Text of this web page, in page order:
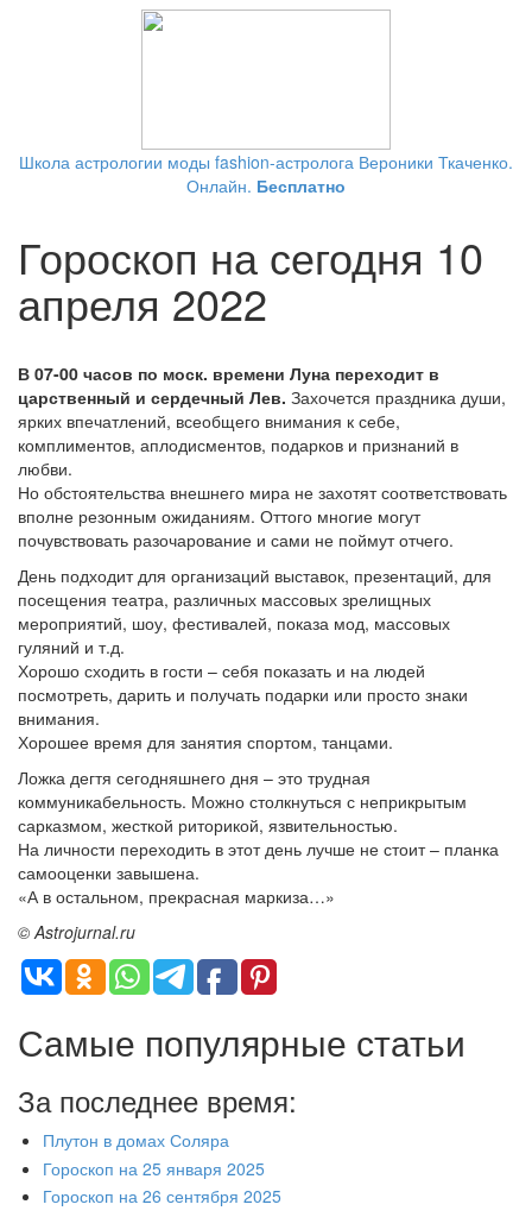
Школа астрологии моды fashion-астролога Вероники Ткаченко.
Онлайн. Бесплатно
Гороскоп на сегодня 10
апреля 2022
В 07-00 часов по моск. времени Луна переходит в
царственный и сердечный Лев. Захочется праздника души,
ярких впечатлений, всеобщего внимания к себе,
комплиментов, аплодисментов, подарков и признаний в
любви.
Но обстоятельства внешнего мира не захотят соответствовать
вполне резонным ожиданиям. Оттого многие могут
почувствовать разочарование и сами не поймут отчего.
День подходит для организаций выставок, презентаций, для
посещения театра, различных массовых зрелищных
мероприятий, шоу, фестивалей, показа мод, массовых
гуляний и т.д.
Хорошо сходить в гости – себя показать и на людей
посмотреть, дарить и получать подарки или просто знаки
внимания.
Хорошее время для занятия спортом, танцами.
Ложка дегтя сегодняшнего дня – это трудная
коммуникабельность. Можно столкнуться с неприкрытым
сарказмом, жесткой риторикой, язвительностью.
На личности переходить в этот день лучше не стоит – планка
самооценки завышена.
«А в остальном, прекрасная маркиза…»
© Astrojurnal.ru
Самые популярные статьи
За последнее время:
Плутон в домах Соляра
Гороскоп на 25 января 2025
Гороскоп на 26 сентября 2025